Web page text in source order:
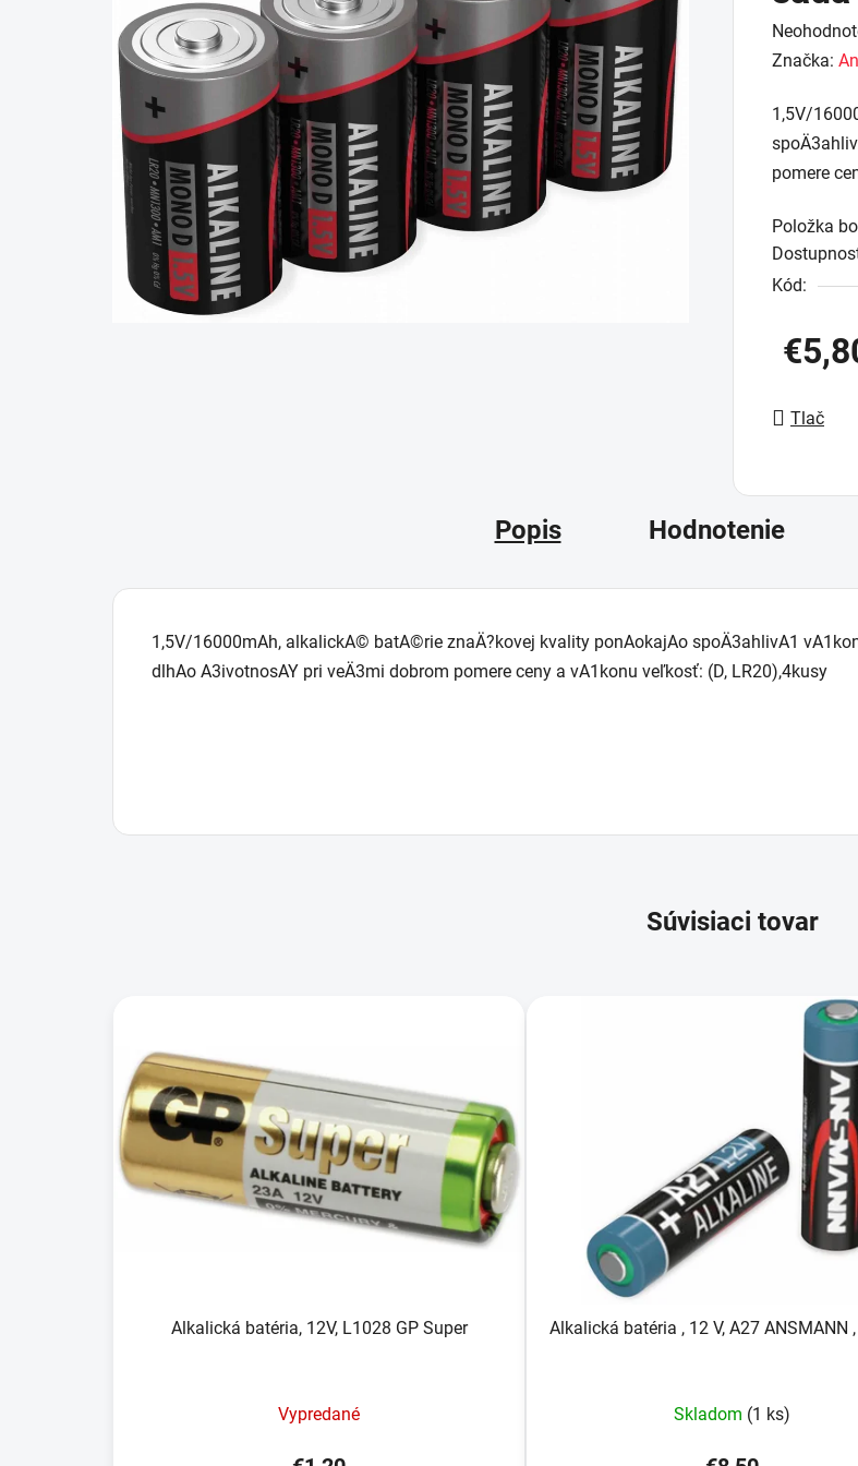
Priemerné
hodnotenie
je
0,0
z
Značka:
1,5V/
pomere
Položka
Kód:
Tlač
Popis Hodnotenie
1,5V/16000mAh, alkalickA© batA©rie znaÄ?kovej kvality ponAokajAo spoÄ3ahlivA1
dlhAo A3ivotnosAY pri veÄ3mi dobrom pomere ceny a vA1konu veľkosť: (D, LR20),4kusy
Súvisiaci tovar
Alkalická batéria, 12V, L1028 GP Super
Vypredané
Alkalická batéria , 12 V, A27 ANSMANN
Skladom (1 ks)